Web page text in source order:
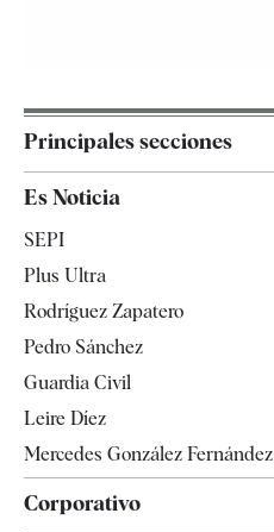
Principales secciones
España
Televisión
Es Noticia
SEPI
Plus Ultra
Rodríguez Zapatero
Pedro Sánchez
Guardia Civil
Leire Díez
Mercedes González Fernández
Corporativo